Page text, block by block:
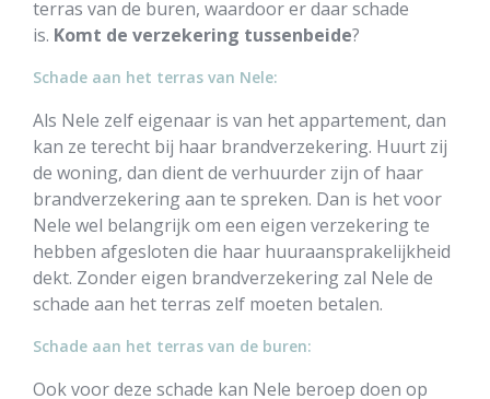
terras van de buren, waardoor er daar schade
is. Komt de verzekering tussenbeide?
Schade aan het terras van Nele:
Als Nele zelf eigenaar is van het appartement, dan
kan ze terecht bij haar brandverzekering. Huurt zij
de woning, dan dient de verhuurder zijn of haar
brandverzekering aan te spreken. Dan is het voor
Nele wel belangrijk om een eigen verzekering te
hebben afgesloten die haar huuraansprakelijkheid
dekt. Zonder eigen brandverzekering zal Nele de
schade aan het terras zelf moeten betalen.
Schade aan het terras van de buren:
Ook voor deze schade kan Nele beroep doen op